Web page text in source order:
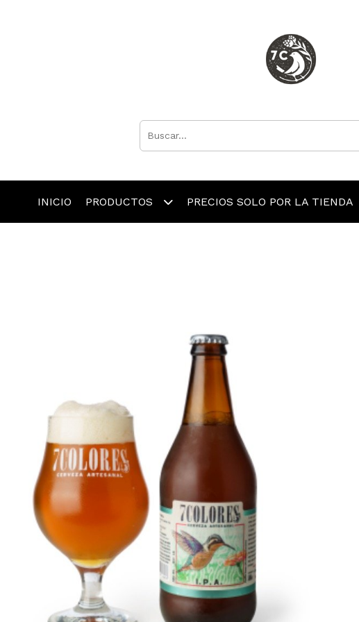
INICIO PRODUCTOS PRECIOS SOLO POR LA TIENDA